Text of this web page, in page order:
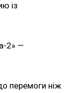
із
2» —
перемоги ніж